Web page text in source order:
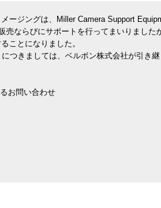
ージングは、Miller Camera Support
売ならびにサポートを行ってまいりました
ことになりました。
つきましては、ベルボン株式会社が引き継
お問い合わせ